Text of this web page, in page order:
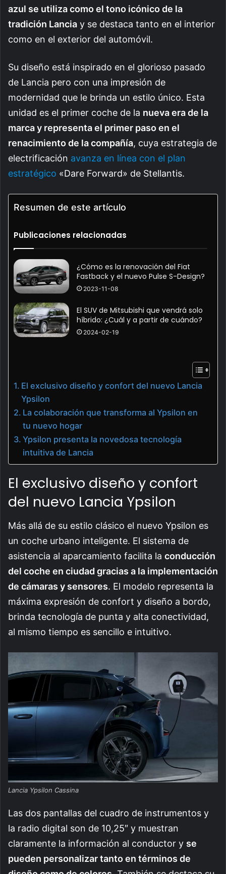
azul se utiliza como el tono icónico de la
tradición Lancia y se destaca tanto en el interior
como en el exterior del automóvil.
Su diseño está inspirado en el glorioso pasado
de Lancia pero con una impresión de
modernidad que le brinda un estilo único. Esta
unidad es el primer coche de la nueva era de la
marca y representa el primer paso en el
renacimiento de la compañía, cuya estrategia de
electrificación avanza en línea con el plan
estratégico «Dare Forward» de Stellantis.
Resumen de este artículo
Publicaciones relacionadas
¿Cómo es la renovación del Fiat
Fastback y el nuevo Pulse S-Design?
2023-11-08
El SUV de Mitsubishi que vendrá solo
híbrido: ¿Cuál y a partir de cuándo?
2024-02-19
El exclusivo diseño y confort del nuevo Lancia
Ypsilon
La colaboración que transforma al Ypsilon en
tu nuevo hogar
Ypsilon presenta la novedosa tecnología
intuitiva de Lancia
El exclusivo diseño y confort
del nuevo Lancia Ypsilon
Más allá de su estilo clásico el nuevo Ypsilon es
un coche urbano inteligente. El sistema de
asistencia al aparcamiento facilita la conducción
del coche en ciudad gracias a la implementación
de cámaras y sensores. El modelo representa la
máxima expresión de confort y diseño a bordo,
brinda tecnología de punta y alta conectividad,
al mismo tiempo es sencillo e intuitivo.
Lancia Ypsilon Cassina
Las dos pantallas del cuadro de instrumentos y
la radio digital son de 10,25″ y muestran
claramente la información al conductor y se
pueden personalizar tanto en términos de